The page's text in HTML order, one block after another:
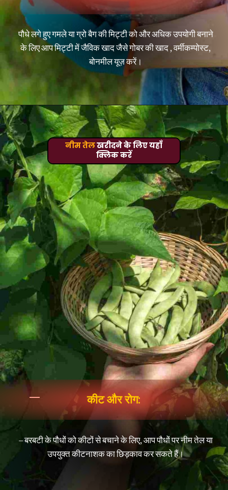
पौधे लगे हुए गमले या ग्रो बैग की मिट्टी को और अधिक उपयोगी बनाने
के लिए आप मिट्टी में जैविक खाद जैसे गोबर की खाद , वर्मीकम्पोस्ट,
बोनमील यूज़ करें।
– बरबटी के पौधों को कीटों से बचाने के लिए, आप पौधों पर नीम तेल या
उपयुक्त कीटनाशक का छिड़काव कर सकते हैं।
कीट और रोग:
नीम तेलखरीदने के लिए यहाँ
क्लिक करें